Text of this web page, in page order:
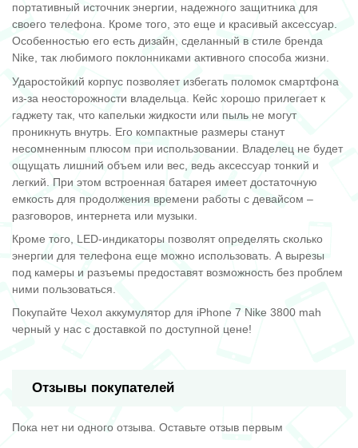
портативный источник энергии, надежного защитника для
своего телефона. Кроме того, это еще и красивый аксессуар.
Особенностью его есть дизайн, сделанный в стиле бренда
Nike, так любимого поклонниками активного способа жизни.
Ударостойкий корпус позволяет избегать поломок смартфона
из-за неосторожности владельца. Кейс хорошо прилегает к
гаджету так, что капельки жидкости или пыль не могут
проникнуть внутрь. Его компактные размеры станут
несомненным плюсом при использовании. Владелец не будет
ощущать лишний объем или вес, ведь аксессуар тонкий и
легкий. При этом встроенная батарея имеет достаточную
емкость для продолжения времени работы с девайсом –
разговоров, интернета или музыки.
Кроме того, LED-индикаторы позволят определять сколько
энергии для телефона еще можно использовать. А вырезы
под камеры и разъемы предоставят возможность без проблем
ними пользоваться.
Покупайте Чехол аккумулятор для iPhone 7 Nike 3800 mah
черный у нас с доставкой по доступной цене!
Отзывы покупателей
Пока нет ни одного отзыва. Оставьте отзыв первым